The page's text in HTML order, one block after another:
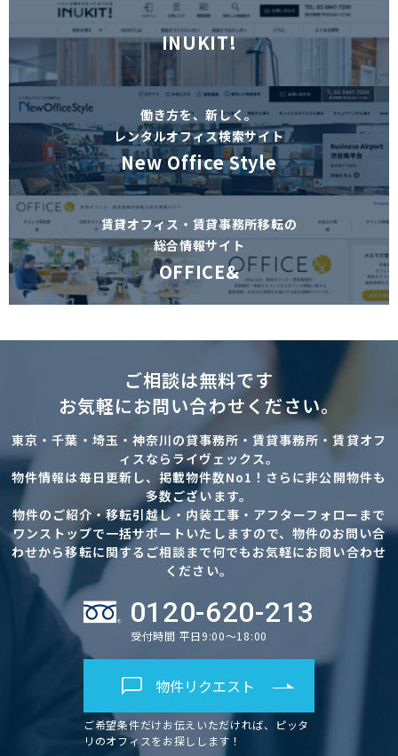
INUKIT!
働き方を、新しく。
レンタルオフィス検索サイト
New Office Style
賃貸オフィス・賃貸事務所移転の
総合情報サイト
OFFICE&
ご相談は無料です
お気軽にお問い合わせください。
東京・千葉・埼玉・神奈川の貸事務所・賃貸事務所・賃貸オフ
ィスならライヴェックス。
物件情報は毎日更新し、掲載物件数No1！さらに非公開物件も
多数ございます。
物件のご紹介・移転引越し・内装工事・アフターフォローまで
ワンストップで一括サポートいたしますので、物件のお問い合
わせから移転に関するご相談まで何でもお気軽にお問い合わせ
ください。
0120-620-213
受付時間 平日9:00～18:00
物件リクエスト
ご希望条件だけお伝えいただければ、ピッタ
リのオフィスをお探しします！